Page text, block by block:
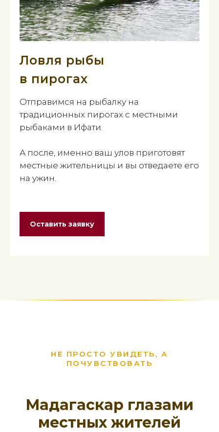
Ловля рыбы
в пирогах
Отправимся на рыбалку на
традиционных пирогах с местными
рыбаками в Ифати.
А после, именно ваш улов приготовят
местные жительницы и вы отведаете его
на ужин.
Оставить заявку
НЕ ПРОСТО УВИДЕТЬ, А
ПОЧУВСТВОВАТЬ
Мадагаскар глазами
местных жителей